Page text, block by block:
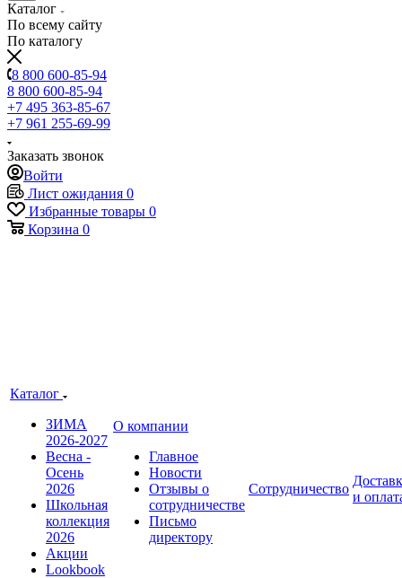
Каталог
По всему сайту
По каталогу
8 800 600-85-94
8 800 600-85-94
+7 495 363-85-67
+7 961 255-69-99
Заказать звонок
Войти
Лист ожидания 0
Избранные товары 0
Корзина 0
Каталог
ЗИМА
2026-2027
Весна -
Осень
2026
Школьная
коллекция
2026
Акции
Lookbook
О компании
Главное
Новости
Отзывы о
сотрудничестве
Письмо
директору
Сотрудничество
и